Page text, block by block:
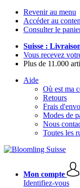
Revenir au menu
Accéder au
Consulter le
Suisse :
Vous recevez
Plus de 11.000
Aide
Où est ma
Retours
Frais
Modes de
Nous
Toutes les
Mon compte
Identifiez-vous